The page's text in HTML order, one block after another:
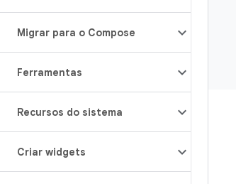
Migrar para o Compose
Ferramentas
Recursos do sistema
Criar widgets